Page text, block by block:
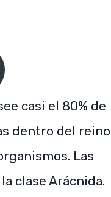
casi el 80% de
dentro del reino
Las
clase Arácnida.